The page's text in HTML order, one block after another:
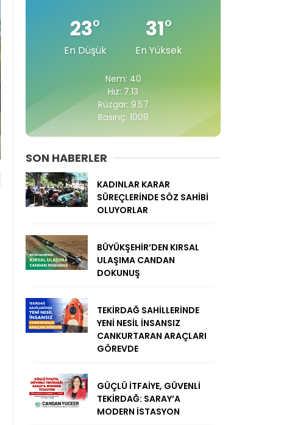
23°
En Düşük
31°
En Yüksek
Nem: 40
Hız: 7.13
Rüzgar: 9.57
Basınç: 1009
SON HABERLER
KADINLAR KARAR
SÜREÇLERİNDE SÖZ SAHİBİ
OLUYORLAR
BÜYÜKŞEHİR’DEN KIRSAL
ULAŞIMA CANDAN
DOKUNUŞ
TEKİRDAĞ SAHİLLERİNDE
YENİ NESİL İNSANSIZ
CANKURTARAN ARAÇLARI
GÖREVDE
GÜÇLÜ İTFAİYE, GÜVENLİ
TEKİRDAĞ: SARAY’A
MODERN İSTASYON